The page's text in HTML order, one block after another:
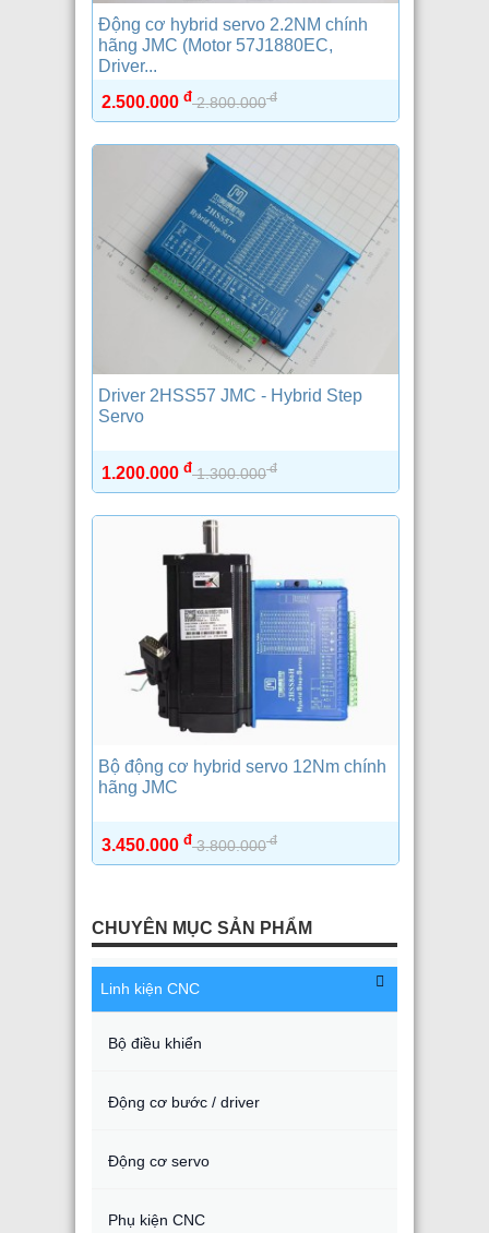
Động cơ hybrid servo 2.2NM chính
hãng JMC (Motor 57J1880EC,
Driver...
2.500.000 đ2.800.000đ
Driver 2HSS57 JMC - Hybrid Step
Servo
1.200.000 đ1.300.000đ
Bộ động cơ hybrid servo 12Nm chính
hãng JMC
3.450.000 đ3.800.000đ
CHUYÊN MỤC SẢN PHẨM
Linh kiện CNC
Bộ điều khiển
Động cơ bước / driver
Động cơ servo
Phụ kiện CNC